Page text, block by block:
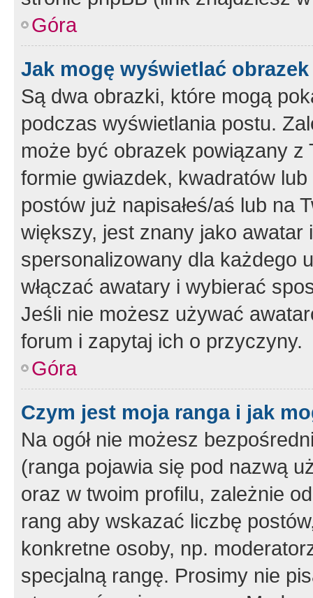
Góra
Jak mogę wyświetlać
Są dwa obrazki, które mogą
podczas wyświetlania postu.
może być obrazek powiązany z
formie gwiazdek, kwadratów
postów już napisałeś/aś lub na
większy, jest znany jako
spersonalizowany dla każdego
włączać awatary i wybierać
Jeśli nie możesz używać
forum i zapytaj ich o przyczyny.
Góra
Czym jest moja ranga i jak
Na ogół nie możesz
(ranga pojawia się pod nazwą
oraz w twoim profilu, zależnie
rang aby wskazać liczbę
konkretne osoby, np.
specjalną rangę. Prosimy nie